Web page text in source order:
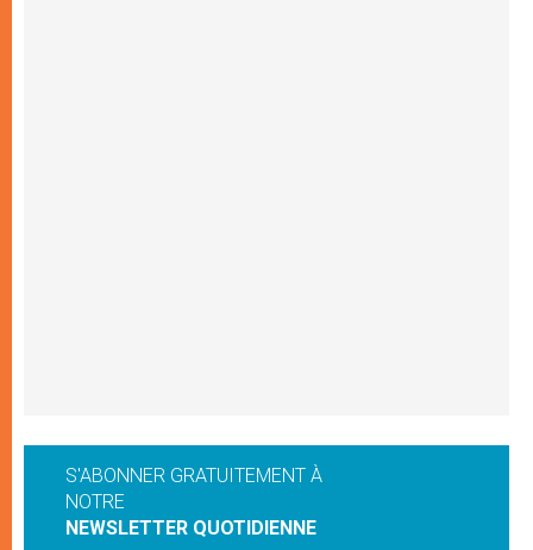
S'ABONNER GRATUITEMENT À
NOTRE
NEWSLETTER QUOTIDIENNE